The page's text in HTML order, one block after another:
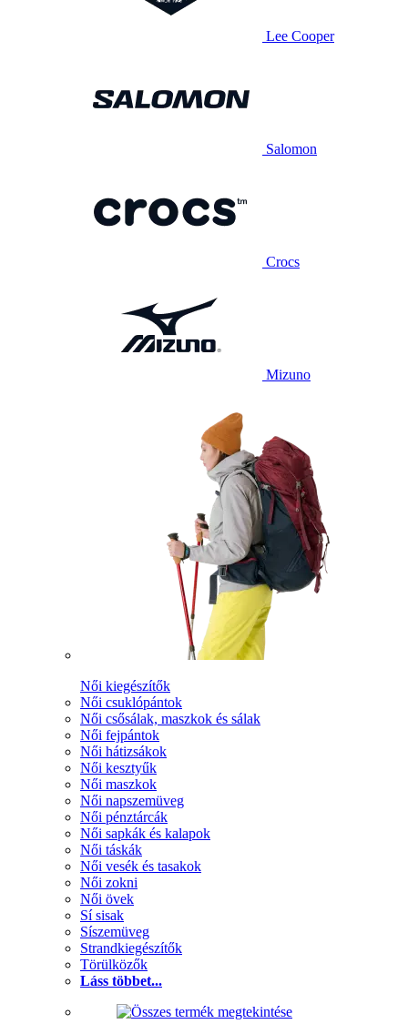
Lee Cooper
Salomon
Crocs
Mizuno
Női kiegészítők
Női csuklópántok
Női csősálak, maszkok és sálak
Női fejpántok
Női hátizsákok
Női kesztyűk
Női maszkok
Női napszemüveg
Női pénztárcák
Női sapkák és kalapok
Női táskák
Női vesék és tasakok
Női zokni
Női övek
Sí sisak
Síszemüveg
Strandkiegészítők
Törülközők
Láss többet...